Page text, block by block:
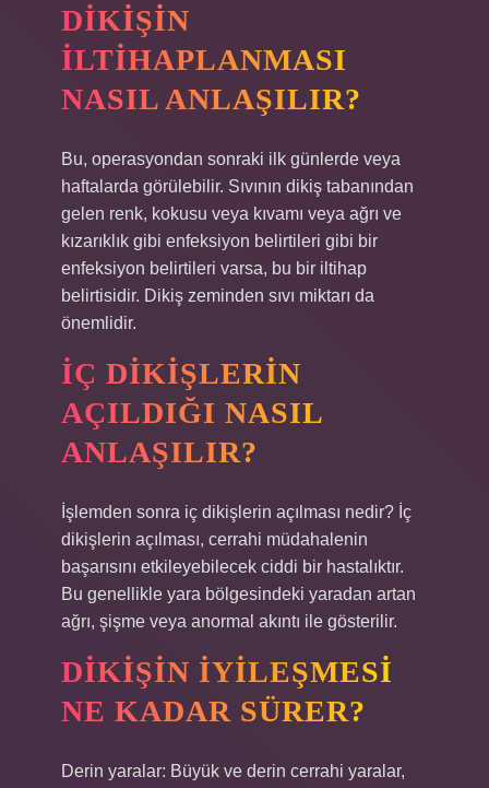
DIKIŞIN
ILTIHAPLANMASI
NASIL ANLAŞILIR?
Bu, operasyondan sonraki ilk günlerde veya
haftalarda görülebilir. Sıvının dikiş tabanından
gelen renk, kokusu veya kıvamı veya ağrı ve
kızarıklık gibi enfeksiyon belirtileri gibi bir
enfeksiyon belirtileri varsa, bu bir iltihap
belirtisidir. Dikiş zeminden sıvı miktarı da
önemlidir.
İÇ DIKIŞLERIN
AÇILDIĞI NASIL
ANLAŞILIR?
İşlemden sonra iç dikişlerin açılması nedir? İç
dikişlerin açılması, cerrahi müdahalenin
başarısını etkileyebilecek ciddi bir hastalıktır.
Bu genellikle yara bölgesindeki yaradan artan
ağrı, şişme veya anormal akıntı ile gösterilir.
DIKIŞIN IYILEŞMESI
NE KADAR SÜRER?
Derin yaralar: Büyük ve derin cerrahi yaralar,